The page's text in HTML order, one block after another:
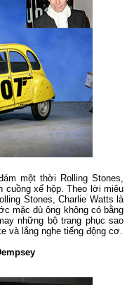
một thời Rolling Stones,
cuồng xế hộp. Theo lời miêu
Stones, Charlie Watts là
mặc dù ông không có bằng
những bộ trang phục sao
và lắng nghe tiếng động cơ.